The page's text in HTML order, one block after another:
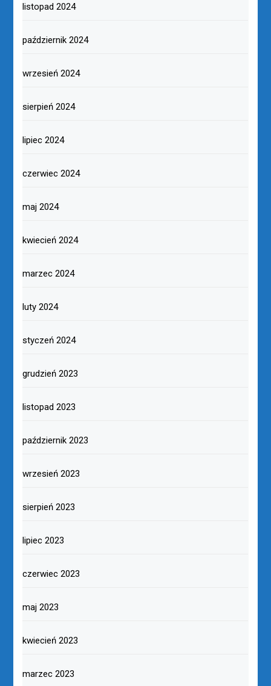
listopad 2024
październik 2024
wrzesień 2024
sierpień 2024
lipiec 2024
czerwiec 2024
maj 2024
kwiecień 2024
marzec 2024
luty 2024
styczeń 2024
grudzień 2023
listopad 2023
październik 2023
wrzesień 2023
sierpień 2023
lipiec 2023
czerwiec 2023
maj 2023
kwiecień 2023
marzec 2023